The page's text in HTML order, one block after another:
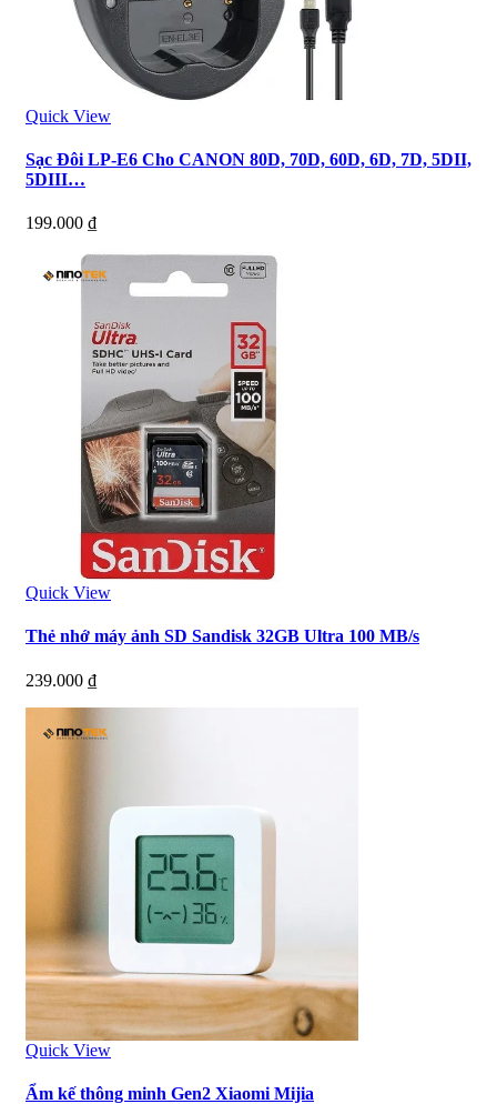
Quick View
Sạc Đôi LP-E6 Cho CANON 80D, 70D, 60D, 6D, 7D, 5DII,
5DIII…
199.000 ₫
Quick View
Thẻ nhớ máy ảnh SD Sandisk 32GB Ultra 100 MB/s
239.000 ₫
Quick View
Ẩm kế thông minh Gen2 Xiaomi Mijia